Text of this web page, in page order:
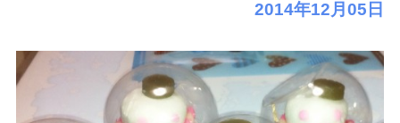
2014年12月05日